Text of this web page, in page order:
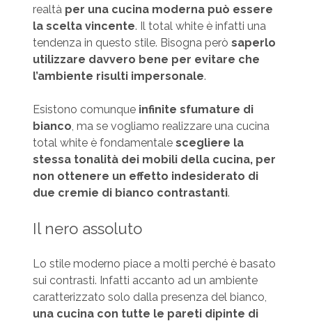
realtà per una cucina moderna può essere
la scelta vincente. Il total white è infatti una
tendenza in questo stile. Bisogna però saperlo
utilizzare davvero bene per evitare che
l’ambiente risulti impersonale.
Esistono comunque infinite sfumature di
bianco, ma se vogliamo realizzare una cucina
total white è fondamentale scegliere la
stessa tonalità dei mobili della cucina, per
non ottenere un effetto indesiderato di
due cremie di bianco contrastanti.
Il nero assoluto
Lo stile moderno piace a molti perché è basato
sui contrasti. Infatti accanto ad un ambiente
caratterizzato solo dalla presenza del bianco,
una cucina con tutte le pareti dipinte di